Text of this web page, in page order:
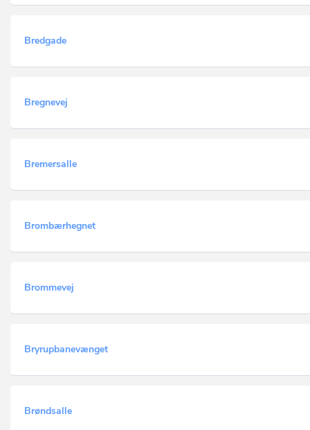
Bredgade
Bregnevej
Bremersalle
Brombærhegnet
Brommevej
Bryrupbanevænget
Brøndsalle